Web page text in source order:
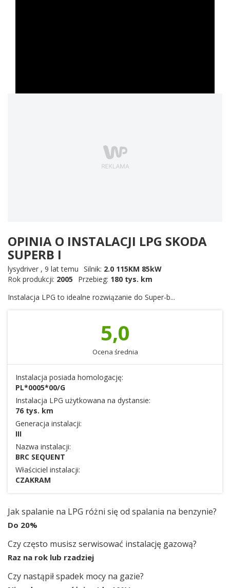
OPINIA O INSTALACJI LPG SKODA
SUPERB I
lysydriver , 9 lat temu Silnik: 2.0 115KM 85kW
Rok produkcji: 2005 Przebieg: 180 tys. km
Instalacja LPG to idealne rozwiązanie do Super-b...
5,0
Ocena średnia
Instalacja posiada homologację:
PL*0005*00/G
Instalacja LPG użytkowana na dystansie:
76 tys. km
Generacja instalacji:
III
Nazwa instalacji:
BRC SEQUENT
Właściciel instalacji:
CZAKRAM
Jak spalanie na LPG różni się od spalania na benzynie?
Do 20%
Czy często musisz serwisować instalację gazową?
Raz na rok lub rzadziej
Czy nastąpił spadek mocy na gazie?